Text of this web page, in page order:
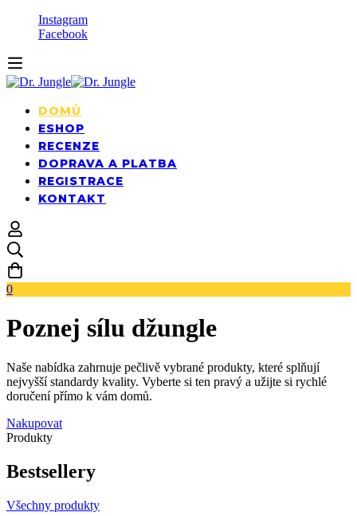
Instagram
Facebook
DOMŮ
ESHOP
RECENZE
DOPRAVA A PLATBA
REGISTRACE
KONTAKT
0
Poznej sílu džungle
Naše nabídka zahrnuje pečlivě vybrané produkty, které splňují
nejvyšší standardy kvality. Vyberte si ten pravý a užijte si rychlé
doručení přímo k vám domů.
Nakupovat
Produkty
Bestsellery
Všechny produkty